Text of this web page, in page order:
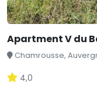
Apartment V du
Chamrousse,
4,0